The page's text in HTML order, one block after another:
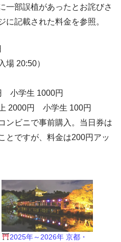
一部誤植があったとお詫びさ
に記載された料金を参照。
20:50）
小学生 1000円
2000円 小学生 100円
ンビニで事前購入。当日券は
とですが、料金は200円アッ
2025年～2026年 京都・